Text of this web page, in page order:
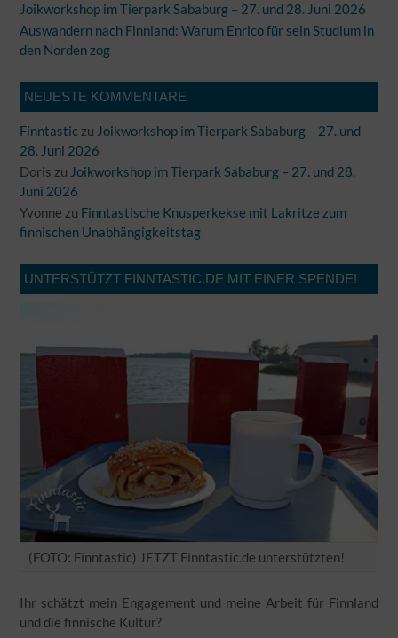
Joikworkshop im Tierpark Sababurg – 27. und 28. Juni 2026
Auswandern nach Finnland: Warum Enrico für sein Studium in
den Norden zog
NEUESTE KOMMENTARE
Finntastic zu Joikworkshop im Tierpark Sababurg – 27. und
28. Juni 2026
Doris zu Joikworkshop im Tierpark Sababurg – 27. und 28.
Juni 2026
Yvonne zu Finntastische Knusperkekse mit Lakritze zum
finnischen Unabhängigkeitstag
UNTERSTÜTZT FINNTASTIC.DE MIT EINER SPENDE!
(FOTO: Finntastic) JETZT Finntastic.de unterstützten!
Ihr schätzt mein Engagement und meine Arbeit für Finnland
und die finnische Kultur?